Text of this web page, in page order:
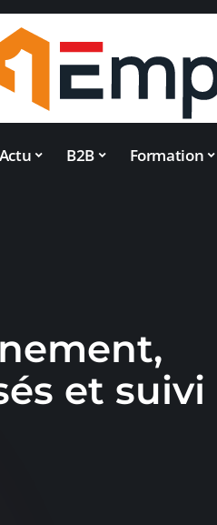
Actu B2B Formation
et suivi